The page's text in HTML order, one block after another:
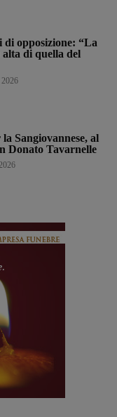
di opposizione: “La
di quella del
Sangiovannese, al
Donato Tavarnelle